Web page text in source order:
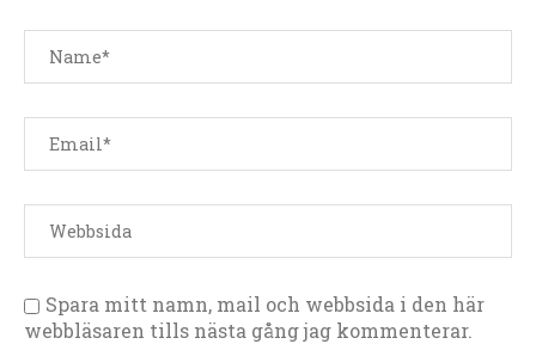
Spara mitt namn, mail och webbsida i den här
webbläsaren tills nästa gång jag kommenterar.